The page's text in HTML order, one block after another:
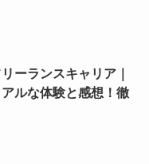
リーランスキャリア｜
ルな体験と感想！徹